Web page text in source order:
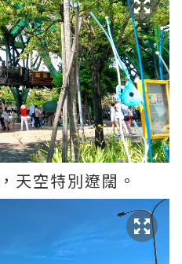
天空特別遼闊。